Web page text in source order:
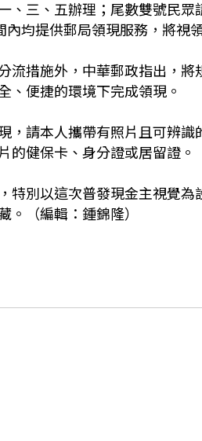
、三、五辦理；尾數雙號民
均提供郵局領現服務，將視
流措施外，中華郵政指出，
、便捷的環境下完成領現。
，請本人攜帶有照片且可辨
的健保卡、身分證或居留證。
特別以這次普發現金主視覺
（編輯：鍾錦隆）